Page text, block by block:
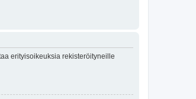
erityisoikeuksia rekisteröityneille